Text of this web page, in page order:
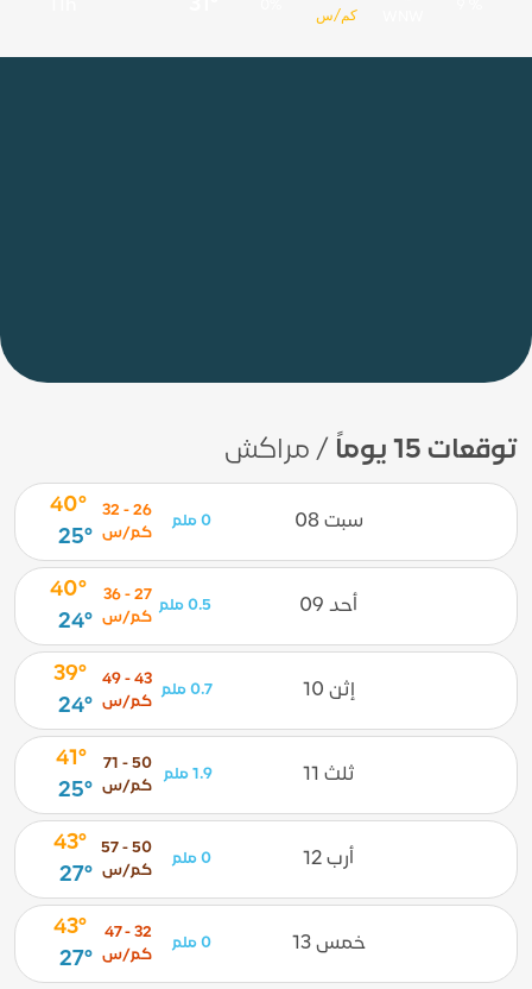
كم/س
توقعات 15 يوماً / مراكش
سبت 08 0 ملم
26 - 32
كم/س
40°
25°
أحد 09 0.5 ملم
27 - 36
كم/س
40°
24°
إثن 10 0.7 ملم
43 - 49
كم/س
39°
24°
ثلث 11 1.9 ملم
50 - 71
كم/س
41°
25°
أرب 12 0 ملم
50 - 57
كم/س
43°
27°
خمس 13 0 ملم
32 - 47
كم/س
43°
27°